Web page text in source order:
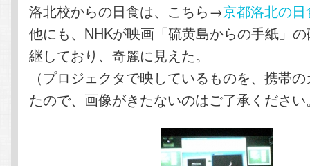
洛北校からの日食は、こちら→京都洛北の日
他にも、NHKが映画「硫黄島からの手紙」
継しており、奇麗に見えた。
（プロジェクタで映しているものを、携帯
たので、画像がきたないのはご了承くださ